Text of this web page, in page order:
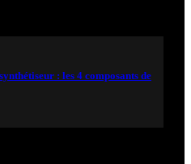
: les 4 composants de